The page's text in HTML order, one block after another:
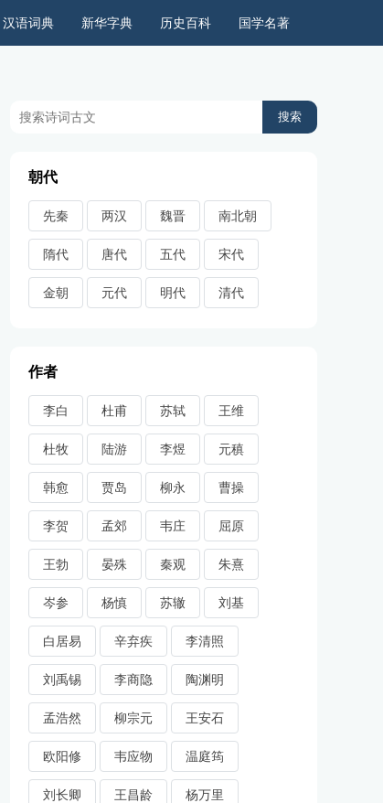
国学名著
历史百科
新华字典
汉语词典
朝代
先秦 两汉 魏晋 南北朝
隋代 唐代 五代 宋代
金朝 元代 明代 清代
作者
李白 杜甫 苏轼 王维
杜牧 陆游 李煜 元稹
韩愈 贾岛 柳永 曹操
李贺 孟郊 韦庄 屈原
王勃 晏殊 秦观 朱熹
岑参 杨慎 苏辙 刘基
白居易 辛弃疾 李清照
刘禹锡 李商隐 陶渊明
孟浩然 柳宗元 王安石
欧阳修 韦应物 温庭筠
刘长卿 王昌龄 杨万里